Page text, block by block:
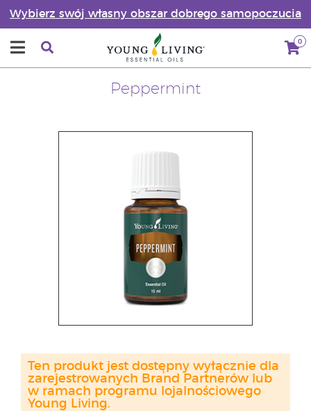
Wybierz swój własny obszar dobrego samopoczucia
0
Peppermint
Ten produkt jest dostępny wyłącznie dla
zarejestrowanych Brand Partnerów lub
w ramach programu lojalnościowego
Young Living.